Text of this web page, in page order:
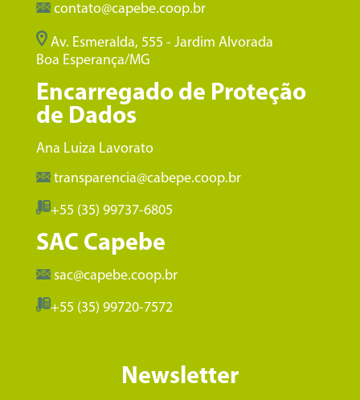
contato@capebe.coop.br
Av. Esmeralda, 555 - Jardim Alvorada
Boa Esperança/MG
Encarregado de Proteção
de Dados
Ana Luiza Lavorato
transparencia@cabepe.coop.br
+55 (35) 99737-6805
SAC Capebe
sac@capebe.coop.br
+55 (35) 99720-7572
Newsletter